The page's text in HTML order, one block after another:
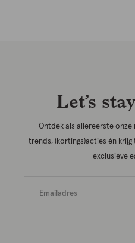
Let’s
Ontdek als allereerste
trends, (kortings)acties én
exclusieve